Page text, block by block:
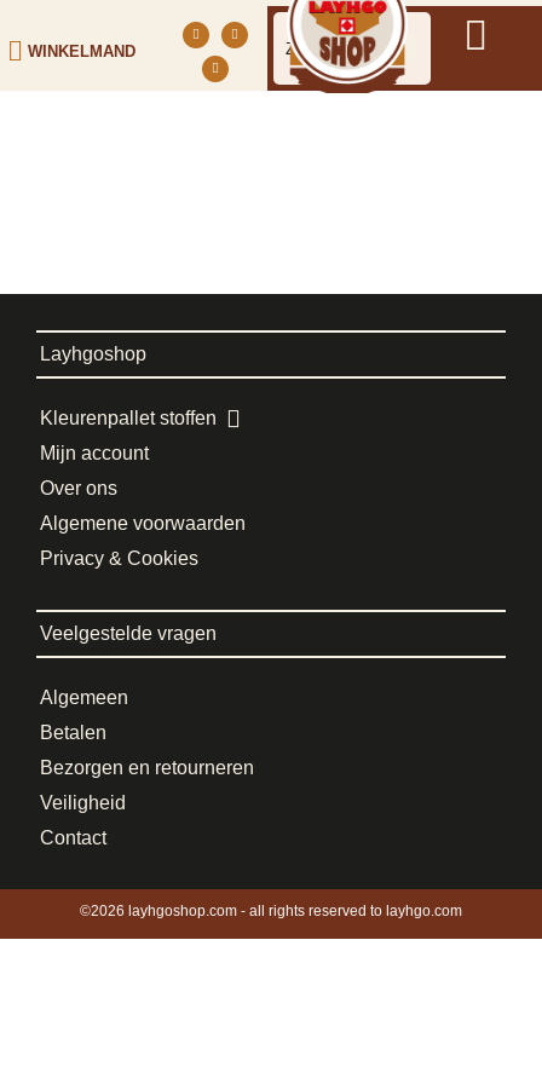
WINKELMAND
Layhgoshop
Kleurenpallet stoffen
Mijn account
Over ons
Algemene voorwaarden
Privacy & Cookies
Veelgestelde vragen
Algemeen
Betalen
Bezorgen en retourneren
Veiligheid
Contact
©2026 layhgoshop.com - all rights reserved to layhgo.com